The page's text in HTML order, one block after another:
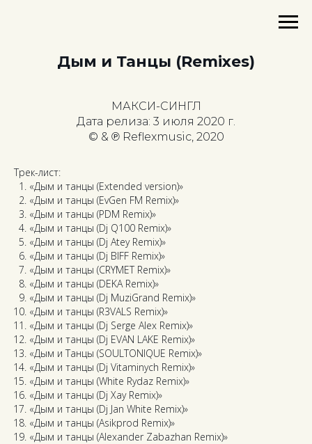
Дым и Танцы (Remixes)
МАКСИ-СИНГЛ
Дата релиза: 3 июля 2020 г.
© & ℗ Reflexmusic, 2020
Трек-лист:
«Дым и танцы (Extended version)»
«Дым и танцы (EvGen FM Remix)»
«Дым и танцы (PDM Remix)»
«Дым и танцы (Dj Q100 Remix)»
«Дым и танцы (Dj Atey Remix)»
«Дым и танцы (Dj BIFF Remix)»
«Дым и танцы (CRYMET Remix)»
«Дым и танцы (DEKA Remix)»
«Дым и танцы (Dj MuziGrand Remix)»
«Дым и танцы (R3VALS Remix)»
«Дым и танцы (Dj Serge Alex Remix)»
«Дым и танцы (Dj EVAN LAKE Remix)»
«Дым и Танцы (SOULTONIQUE Remix)»
«Дым и танцы (Dj Vitaminych Remix)»
«Дым и танцы (White Rydaz Remix)»
«Дым и танцы (Dj Xay Remix)»
«Дым и танцы (Dj Jan White Remix)»
«Дым и танцы (Asikprod Remix)»
«Дым и танцы (Alexander Zabazhan Remix)»